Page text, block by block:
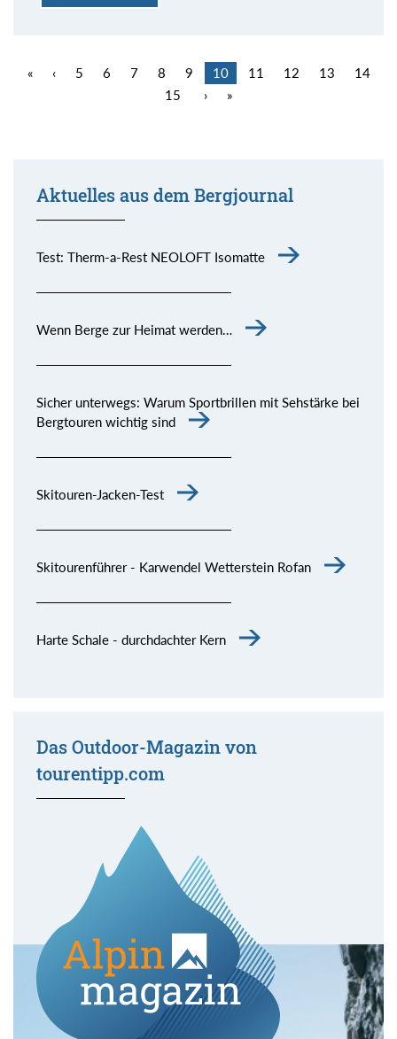
« ‹ 5 6 7 8 9 10 11 12 13
14
15
› »
Aktuelles aus dem Bergjournal
Test: Therm-a-Rest NEOLOFT Isomatte
Wenn Berge zur Heimat werden…
Sicher unterwegs: Warum Sportbrillen mit Sehstärke bei
Bergtouren wichtig sind
Skitouren-Jacken-Test
Skitourenführer - Karwendel Wetterstein Rofan
Harte Schale - durchdachter Kern
Das Outdoor-Magazin von
tourentipp.com